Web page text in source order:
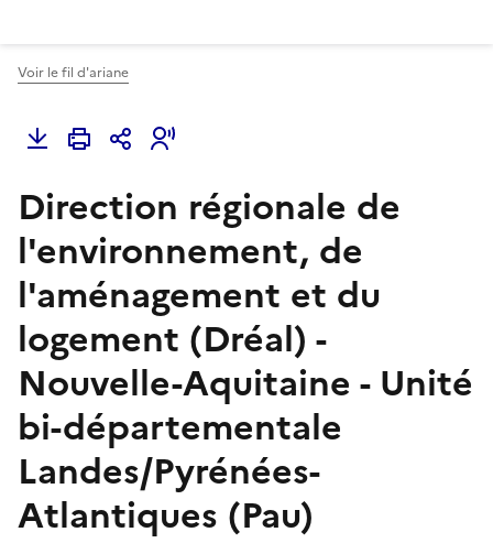
Voir le fil d'ariane
Direction régionale de
l'environnement, de
l'aménagement et du
logement (Dréal) -
Nouvelle-Aquitaine - Unité
bi-départementale
Landes/Pyrénées-
Atlantiques (Pau)